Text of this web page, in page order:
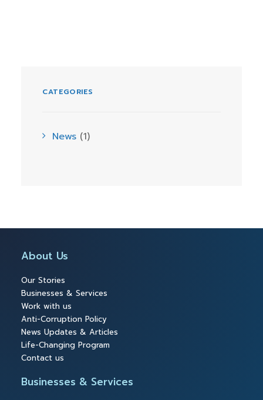
CATEGORIES
News (1)
About Us
Our Stories
Businesses & Services
Work with us
Anti-Corruption Policy
News Updates & Articles
Life-Changing Program
Contact us
Businesses & Services